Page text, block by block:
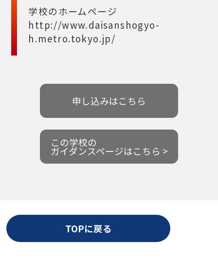
学校のホームページ
http://www.daisanshogyo-
h.metro.tokyo.jp/
申し込みはこちら
この学校の
ガイダンスページはこちら >
TOPに戻る